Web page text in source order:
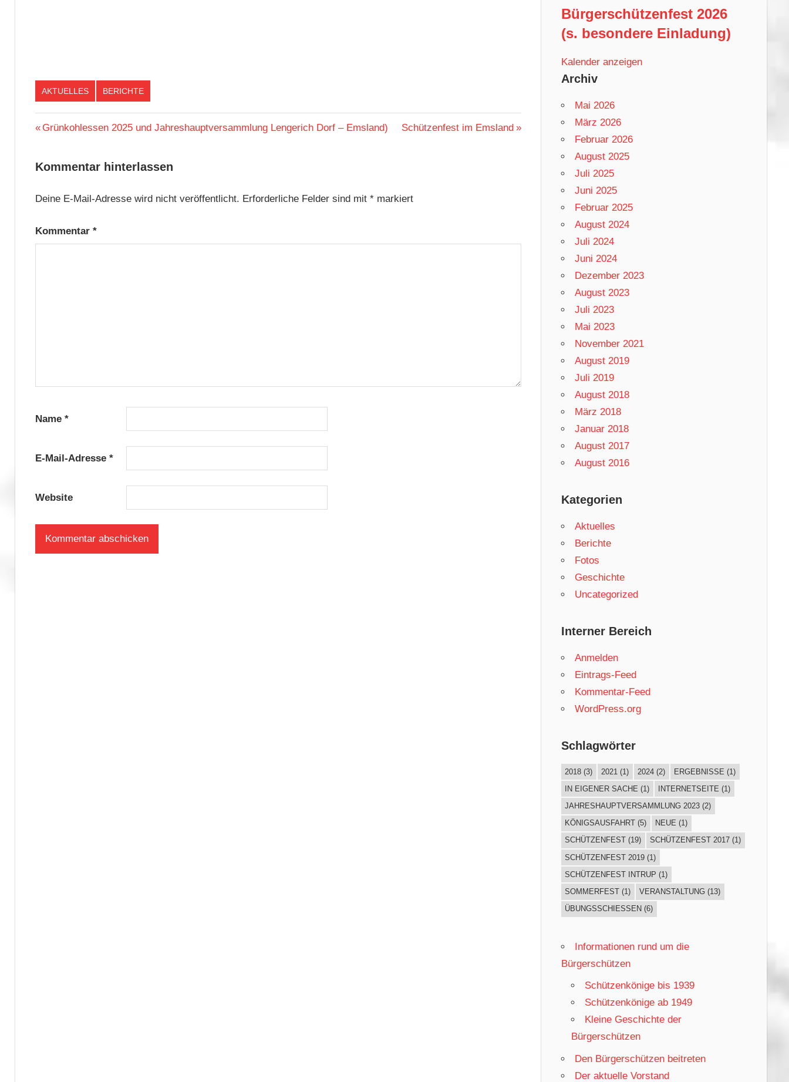
AKTUELLES BERICHTE
Beitragsnavigation
Vorheriger
Grünkohlessen 2025 und Jahreshauptversammlung Lengerich Dorf – Emsland)
Nächster
Schützenfest im Emsland
Kommentar hinterlassen
Deine E-Mail-Adresse wird nicht veröffentlicht. Erforderliche Felder sind mit *markiert
Kommentar *
Name *
E-Mail-Adresse *
Website
Bürgerschützenfest 2026
(s. besondere Einladung)
Kalender anzeigen
Archiv
Mai 2026
März 2026
Februar 2026
August 2025
Juli 2025
Juni 2025
Februar 2025
August 2024
Juli 2024
Juni 2024
Dezember 2023
August 2023
Juli 2023
Mai 2023
November 2021
August 2019
Juli 2019
August 2018
März 2018
Januar 2018
August 2017
August 2016
Kategorien
Aktuelles
Berichte
Fotos
Geschichte
Uncategorized
Interner Bereich
Anmelden
Eintrags-Feed
Kommentar-Feed
WordPress.org
Schlagwörter
2018 (3) 2021 (1) 2024 (2) ERGEBNISSE (1)
IN EIGENER SACHE (1) INTERNETSEITE (1)
JAHRESHAUPTVERSAMMLUNG 2023 (2)
KÖNIGSAUSFAHRT (5) NEUE (1)
SCHÜTZENFEST (19) SCHÜTZENFEST 2017 (1)
SCHÜTZENFEST 2019 (1)
SCHÜTZENFEST INTRUP (1)
SOMMERFEST (1) VERANSTALTUNG (13)
ÜBUNGSSCHIESSEN
(6)
Informationen rund um die
Bürgerschützen
Schützenkönige bis 1939
Schützenkönige ab 1949
Kleine Geschichte der
Bürgerschützen
Den Bürgerschützen beitreten
Der aktuelle Vorstand